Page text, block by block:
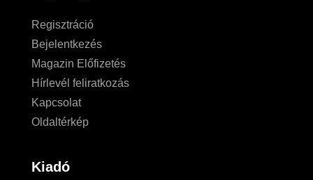
Regisztráció
Bejelentkezés
Magazin Előfizetés
Hírlevél feliratkozás
Kapcsolat
Oldaltérkép
Kiadó